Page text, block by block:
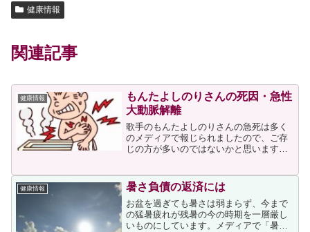
健康情報
関連記事
健康情報
もんたよしのりさんの死因・急性
大動脈解離
歌手のもんたよしのりさんの急死は多く
のメディアで報じられましたので、ご存
じの方が多いのではないかと思います。
際に次の投稿をしています。今の時期は
寒暖差が大きいため、急...
健康情報 暑さ負債の返済には
お盆を過ぎても暑さは弱まらず、今まで
の猛暑疲れが残暑の今の時期を一層厳し
いものにしています。メディアで「暑さ